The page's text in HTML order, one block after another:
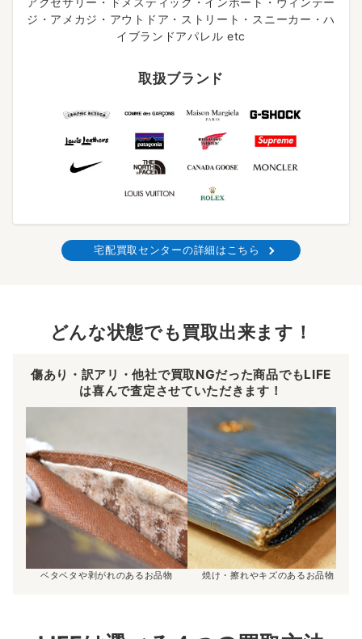
ジ・アメカジ・アウトドア・ストリート・スニーカー・ハ
イブランドアパレル etc
取扱ブランド
宅配買取センターの詳細はこちら
どんな状態でも買取出来ます！
傷あり・訳アリ・他社で買取NGだった商品でもLIFE
は喜んで査定させていただきます！
ベタベタや剥がれのあるお品物 焼け・擦れやキズのあるお品物